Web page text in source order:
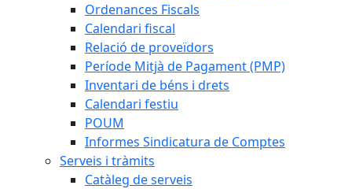
Ordenances Fiscals
Calendari fiscal
Relació de proveïdors
Període Mitjà de Pagament (PMP)
Inventari de béns i drets
Calendari festiu
POUM
Informes Sindicatura de Comptes
Serveis i tràmits
Catàleg de serveis